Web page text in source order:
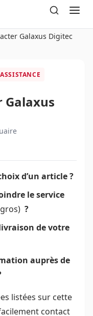
Galaxus Digitec
d’un article ?
le service
?
de votre
auprès de
listées sur cette
contact